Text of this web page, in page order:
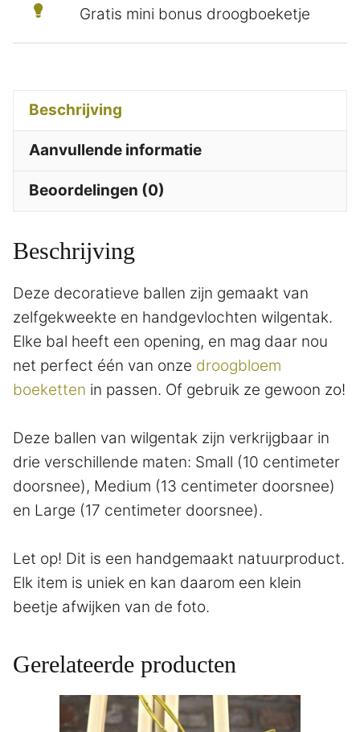
Gratis mini bonus droogboeketje
Beschrijving
Aanvullende informatie
Beoordelingen (0)
Beschrijving
Deze decoratieve ballen zijn gemaakt van
zelfgekweekte en handgevlochten wilgentak.
Elke bal heeft een opening, en mag daar nou
net perfect één van onze droogbloem
boeketten in passen. Of gebruik ze gewoon zo!
Deze ballen van wilgentak zijn verkrijgbaar in
drie verschillende maten: Small (10 centimeter
doorsnee), Medium (13 centimeter doorsnee)
en Large (17 centimeter doorsnee).
Let op! Dit is een handgemaakt natuurproduct.
Elk item is uniek en kan daarom een klein
beetje afwijken van de foto.
Gerelateerde producten